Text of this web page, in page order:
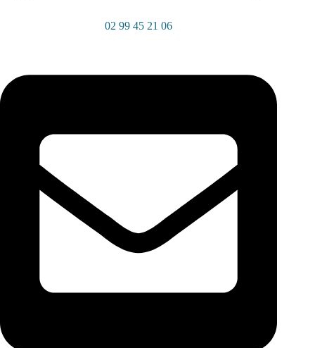
02 99 45 21 06